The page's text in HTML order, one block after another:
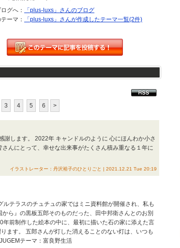
グへ：
「plus-luxs」さんのブログ
ーマ：
「plus-luxs」さんが作成したテーマ一覧(2件)
3 4 5 6 >
謝します。 2022年 キャンドルのように 心にほんわか小さ
んにとって、幸せな出来事がたくさん積み重なる１年に
イラストレーター：丹沢裕子のひとりごと | 2021.12.21 Tue 20:19
テラスのチュチュの家ではミニ資料館が開催され、私も
ら』の黒板五郎そのものだった、田中邦衛さんとのお別
前制作した絵本の中に、最初に描いた石の家に添えた言
ます。 五郎さんが灯した消えることのない灯は、いつも
テーマ：富良野生活